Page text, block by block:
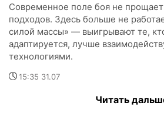
Современное поле боя не
подходов. Здесь больше не
силой массы» — выигрывают те,
адаптируется, лучше
технологиями.
15:35 31.07
Читать